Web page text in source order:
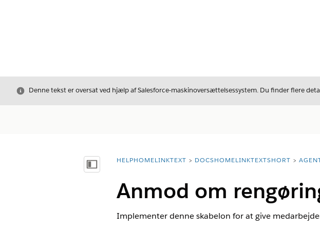
LukDenne tekst er oversat ved hjælp af Salesforce-maskinoversættelsessystem. Du finder flere
Vis indholdsfortegnelse
breadcrumbDescription
HELPHOMELINKTEXT DOCSHOMELINKTEXTSHORT
Anmod om
Implementer denne skabelon for at give